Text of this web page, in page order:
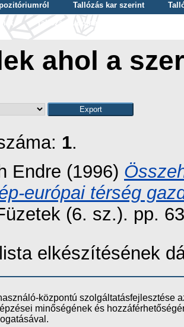
Tallózás kar szerint
Tallózás tudományterület szerint
ahol a
1.
Endre (1996)
európai térség
(6. sz.). pp.
elkészítésének
központú szolgáltatásfejlesztése
minőségének és